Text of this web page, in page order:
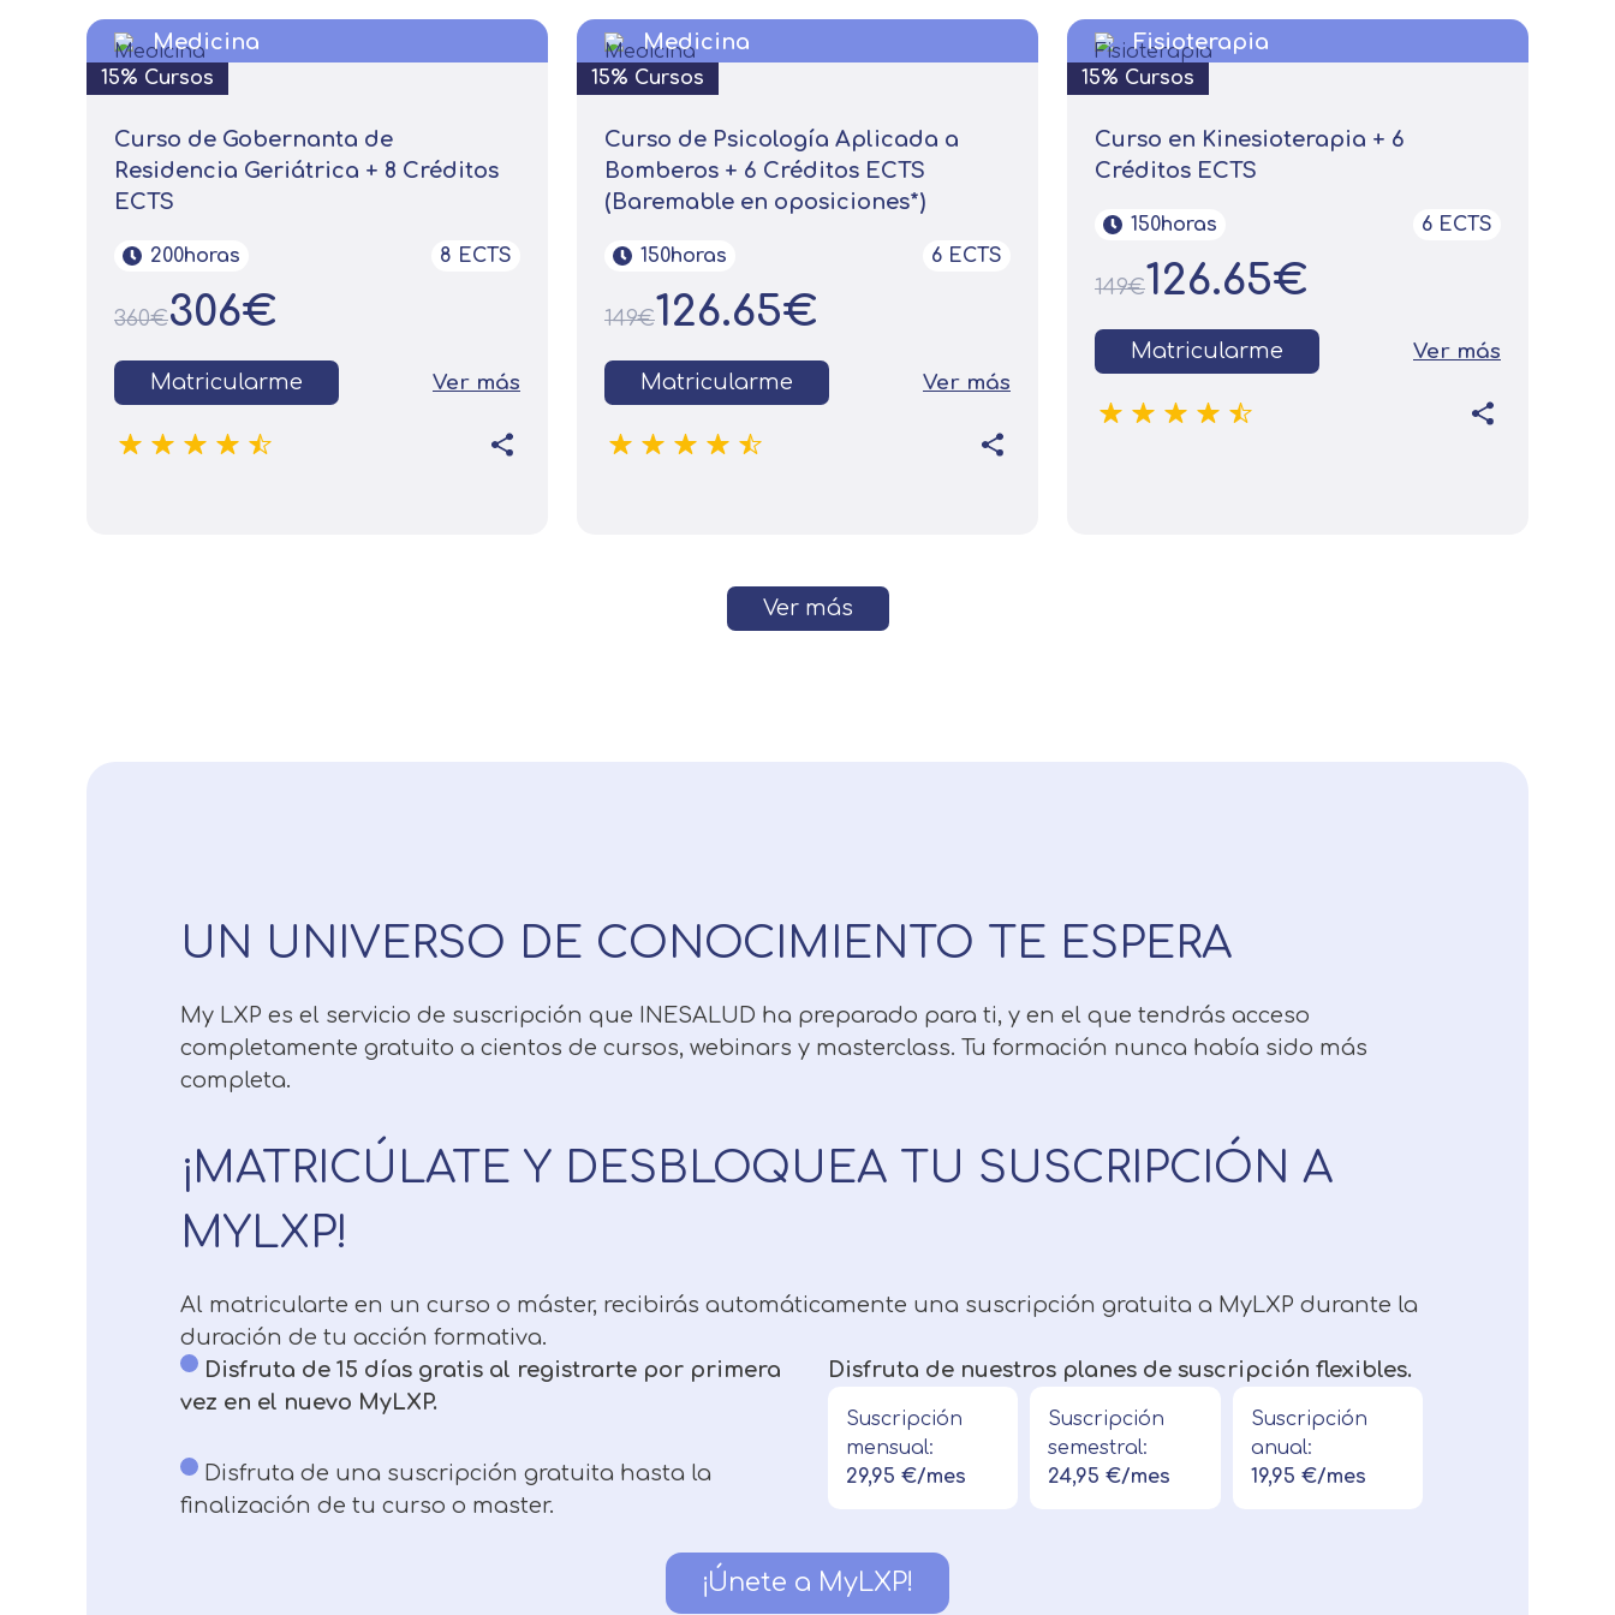
Medicina
15% Cursos
Curso de Gobernanta de
Residencia Geriátrica + 8 Créditos
ECTS
200horas 8 ECTS
360€306€
Matricularme Ver más
Medicina
15% Cursos
Curso de Psicología Aplicada a
Bomberos + 6 Créditos ECTS
(Baremable en oposiciones*)
150horas 6 ECTS
149€126.65€
Matricularme Ver más
Fisioterapia
15% Cursos
Curso en Kinesioterapia + 6
Créditos ECTS
150horas 6 ECTS
149€126.65€
Matricularme Ver más
Ver más
UN UNIVERSO DE CONOCIMIENTO TE ESPERA
My LXP es el servicio de suscripción que INESALUD ha preparado para ti, y en el que tendrás acceso
completamente gratuito a cientos de cursos, webinars y masterclass. Tu formación nunca había sido más
completa.
¡MATRICÚLATE Y DESBLOQUEA TU SUSCRIPCIÓN A
MYLXP!
Al matricularte en un curso o máster, recibirás automáticamente una suscripción gratuita a MyLXP durante la
duración de tu acción formativa.
Disfruta de 15 días gratis al registrarte por primera
vez en el nuevo MyLXP.
Disfruta de una suscripción gratuita hasta la
finalización de tu curso o master.
Disfruta de nuestros planes de suscripción flexibles.
Suscripción
mensual:
29,95 €/mes
Suscripción
semestral:
24,95 €/mes
Suscripción
anual:
19,95 €/mes
¡Únete a MyLXP!